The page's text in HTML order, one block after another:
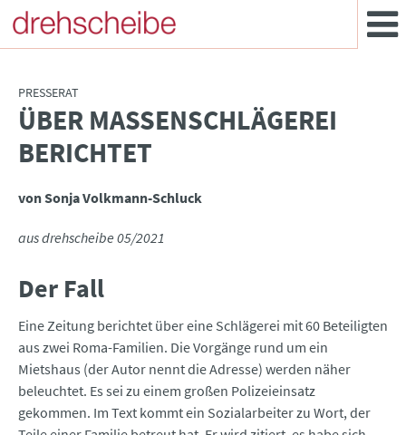
PRESSERAT
:ÜBER MASSENSCHLÄGEREI
BERICHTET
von Sonja Volkmann-Schluck
aus drehscheibe 05/2021
Der Fall
Eine Zeitung berichtet über eine Schlägerei mit 60 Beteiligten
aus zwei Roma-Familien. Die Vorgänge rund um ein
Mietshaus (der Autor nennt die Adresse) werden näher
beleuchtet. Es sei zu einem großen Polizeieinsatz
gekommen. Im Text kommt ein Sozialarbeiter zu Wort, der